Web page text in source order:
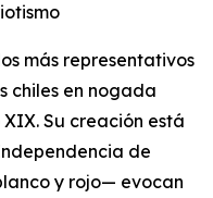
más representativos
chiles en nogada
Su creación está
de
y rojo— evocan